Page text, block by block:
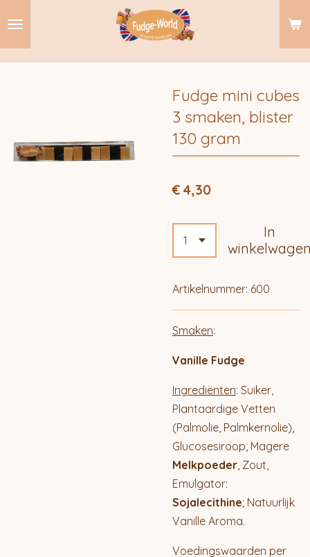
Fudge mini cubes
3 smaken, blister
130 gram
€ 4,30
In
Artikelnummer: 600
Smaken:
Vanille Fudge
Ingrediënten: Suiker,
Plantaardige Vetten
(Palmolie, Palmkernolie),
Glucosesiroop, Magere
Melkpoeder, Zout,
Emulgator:
Sojalecithine; Natuurlijk
Vanille Aroma.
Voedingswaarden per